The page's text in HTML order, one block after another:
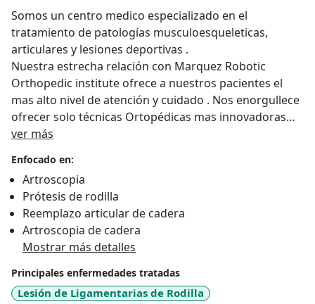
Somos un centro medico especializado en el
tratamiento de patologías musculoesqueleticas,
articulares y lesiones deportivas .
Nuestra estrecha relación con Marquez Robotic
Orthopedic institute ofrece a nuestros pacientes el
mas alto nivel de atención y cuidado . Nos enorgullece
ofrecer solo técnicas Ortopédicas mas innovadoras
(avanzadas) y muchos procedimientos mínimamente
ver más
Enfocado en:
Artroscopia
Prótesis de rodilla
Reemplazo articular de cadera
Artroscopia de cadera
Mostrar más detalles
Principales enfermedades tratadas
Lesión de Ligamentarias de Rodilla